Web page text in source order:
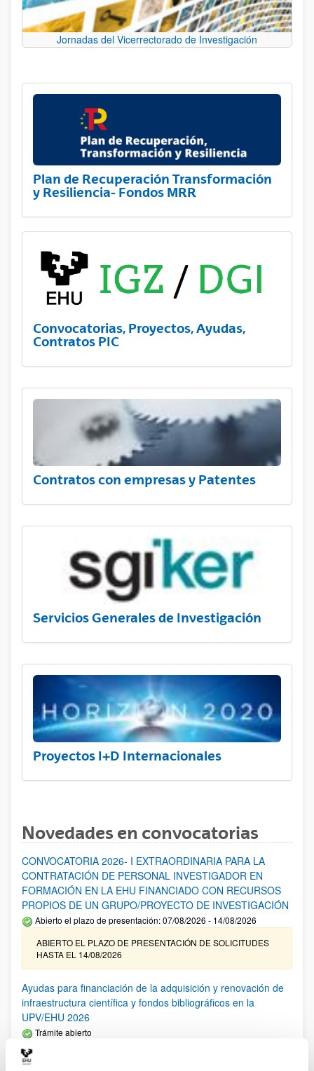
Jornadas del Vicerrectorado de Investigación
Plan de Recuperación Transformación
y Resiliencia- Fondos MRR
Convocatorias, Proyectos, Ayudas,
Contratos PIC
Contratos con empresas y Patentes
Servicios Generales de Investigación
Proyectos I+D Internacionales
Novedades en convocatorias
CONVOCATORIA 2026- I EXTRAORDINARIA PARA LA
CONTRATACIÓN DE PERSONAL INVESTIGADOR EN
FORMACIÓN EN LA EHU FINANCIADO CON RECURSOS
PROPIOS DE UN GRUPO/PROYECTO DE INVESTIGACIÓN
Abierto el plazo de presentación: 07/08/2026 - 14/08/2026
ABIERTO EL PLAZO DE PRESENTACIÓN DE SOLICITUDES
HASTA EL 14/08/2026
Ayudas para financiación de la adquisición y renovación de
infraestructura científica y fondos bibliográficos en la
UPV/EHU 2026
Trámite abierto